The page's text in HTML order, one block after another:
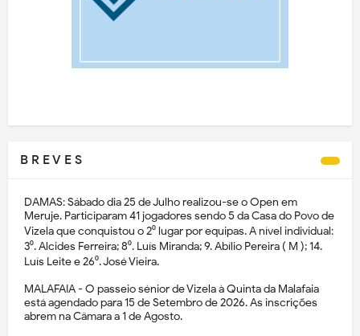
B R E V E S
DAMAS: Sábado dia 25 de Julho realizou-se o Open em
Meruje. Participaram 41 jogadores sendo 5 da Casa do Povo de
Vizela que conquistou o 2⁰ lugar por equipas. A nível individual:
3⁰. Alcides Ferreira; 8⁰. Luís Miranda; 9. Abílio Pereira ( M ); 14.
Luís Leite e 26⁰. José Vieira.
MALAFAIA - O passeio sénior de Vizela à Quinta da Malafaia
está agendado para 15 de Setembro de 2026. As inscrições
abrem na Câmara a 1 de Agosto.